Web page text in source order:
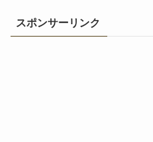
スポンサーリンク